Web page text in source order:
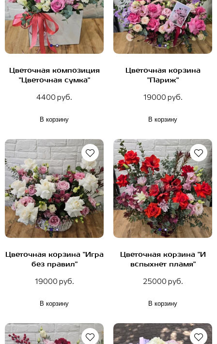
Цветочная композиция
"Цветочная сумка"
4400 руб.
В корзину
Цветочная корзина
"Париж"
19000 руб.
В корзину
Цветочная корзина "Игра
без правил"
19000 руб.
В корзину
Цветочная корзина "И
вспыхнет пламя"
25000 руб.
В корзину